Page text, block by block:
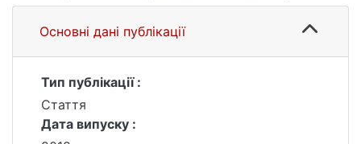
Основні дані публікації
Тип публікації :
Стаття
Дата випуску :